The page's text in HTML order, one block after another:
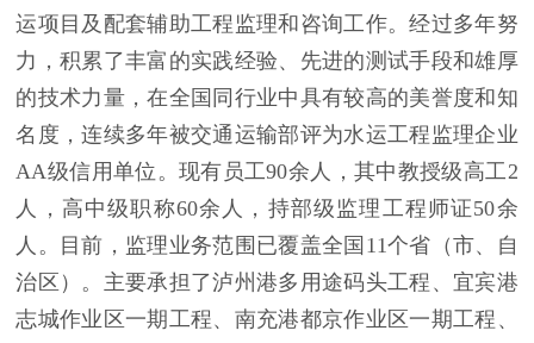
运项目及配套辅助工程监理和咨询工作。经过多年努
力，积累了丰富的实践经验、先进的测试手段和雄厚
的技术力量，在全国同行业中具有较高的美誉度和知
名度，连续多年被交通运输部评为水运工程监理企业
AA级信用单位。现有员工90余人，其中教授级高工2
人，高中级职称60余人，持部级监理工程师证50余
人。目前，监理业务范围已覆盖全国11个省（市、自
治区）。主要承担了泸州港多用途码头工程、宜宾港
志城作业区一期工程、南充港都京作业区一期工程、